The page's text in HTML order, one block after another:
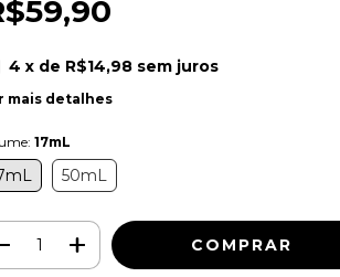
4 x de R$14,98 sem juros
mais detalhes
17mL
50mL